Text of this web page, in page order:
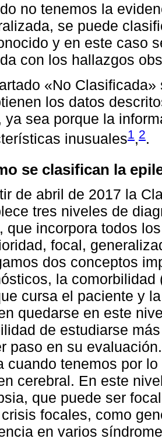
no tenemos la
se puede
y en este caso
con los hallazgos
«No
los datos
ya sea porque la
inusuales1,2.
se clasifican la
de abril de 2017 la
tres niveles de
que incorpora todos
focal,
dos conceptos
la
cursa el paciente y
quedarse en este
de estudiarse
paso en su
cuando tenemos por
cerebral. En este
que puede ser
focales, como
en varios